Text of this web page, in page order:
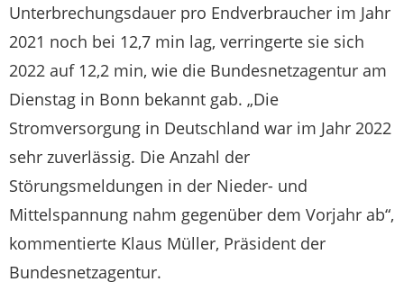
Unterbrechungsdauer pro Endverbraucher im Jahr
2021 noch bei 12,7 min lag, verringerte sie sich
2022 auf 12,2 min, wie die Bundesnetzagentur am
Dienstag in Bonn bekannt gab. „Die
Stromversorgung in Deutschland war im Jahr 2022
sehr zuverlässig. Die Anzahl der
Störungsmeldungen in der Nieder- und
Mittelspannung nahm gegenüber dem Vorjahr ab“,
kommentierte Klaus Müller, Präsident der
Bundesnetzagentur.